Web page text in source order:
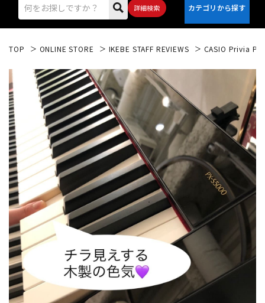
詳細検索
エレキギター アコギ/エレアコ
ベース ウクレレ
ドラム パーカッション
キーボード 電子ピアノ
管楽器 その他楽器
TOP ONLINE STORE IKEBE STAFF REVIEWS CASIO Privia